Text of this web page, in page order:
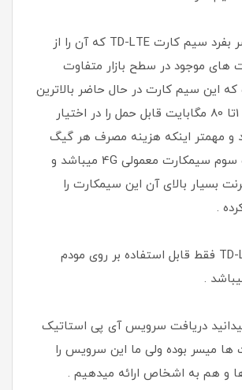
دو ویژگی منحصر بفرد سیم کارت TD-LTE که آن را از
های موجود در سطح بازار متفاوت
این سیم کارت در حال حاضر بالاترین
سرعت اینترنت 1تا 80 مگابایت قابل حمل را در اختیار
و مهمتر اینکه هزینه مصرف هر گیگ
اینترنت آن یک سوم سیمکارت معمولی 4G میباشد و
بسیار بالای آن این سیمکارت را
.
سیم کارت TD-LTE فقط قابل استفاده بر روی مودم
دریافت سرویس آی پی استاتیک
ها میسر بوده ولی ما این سرویس را
و هم به اشخاص ارائه میدهیم .